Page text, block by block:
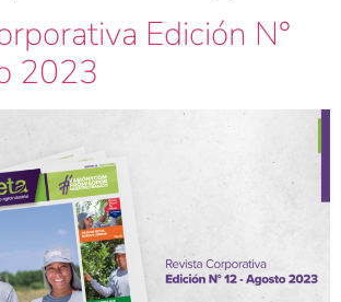
Edición N°
2023